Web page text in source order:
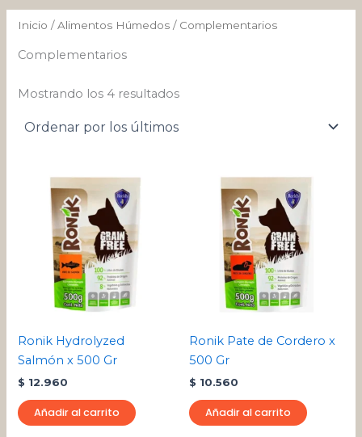
Inicio /Alimentos Húmedos / Complementarios
Complementarios
Mostrando los 4 resultados
Ronik Hydrolyzed
Salmón x 500 Gr
$ 12.960
Añadir al carrito
Ronik Pate de Cordero x
500 Gr
$ 10.560
Añadir al carrito